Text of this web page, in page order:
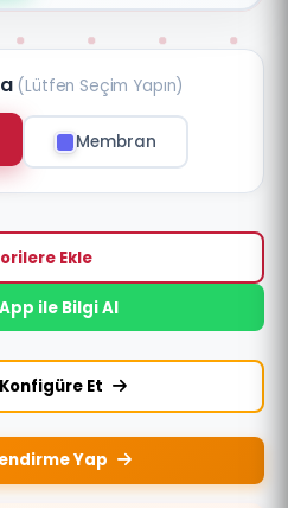
(Lütfen Seçim Yapın)
Membran
Ekle
ile Bilgi Al
Et
Yap